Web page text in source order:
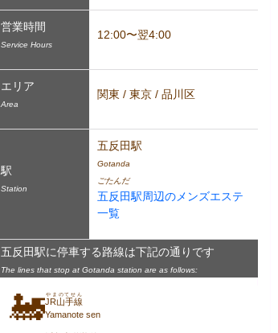
営業時間
Service Hours
12:00〜翌4:00
エリア
Area
関東 / 東京 / 品川区
駅
Station
五反田駅
Gotanda
ごたんだ
五反田駅周辺のメンズエステ
一覧
五反田駅に停車する路線は下記の通りです
The lines that stop at Gotanda station are as follows:
🚂JR山手線
やまのてせん
Yamanote sen